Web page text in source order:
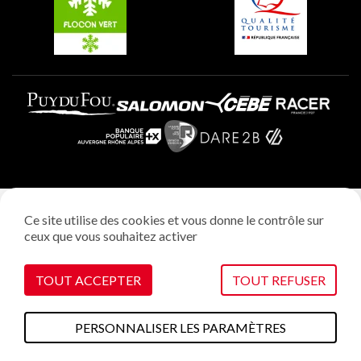
Gestion des cookies
Ce site utilise des cookies et vous donne le contrôle sur
ceux que vous souhaitez activer
TOUT ACCEPTER TOUT REFUSER
PERSONNALISER LES PARAMÈTRES